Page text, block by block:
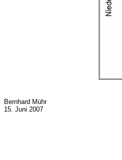
Bernhard Mühr
15. Juni 2007